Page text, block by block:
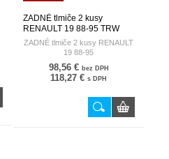
ZADNÉ tlmiče 2 kusy
RENAULT 19 88-95 TRW
ZADNÉ tlmiče 2 kusy RENAULT
19 88-95
98,56 € bez DPH
118,27 € s DPH